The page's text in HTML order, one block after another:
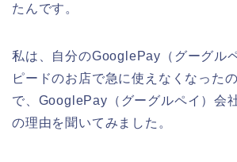
たんです。
私は、自分のGooglePay（グーグル
ピードのお店で急に使えなくなった
で、GooglePay（グーグルペイ）会
の理由を聞いてみました。